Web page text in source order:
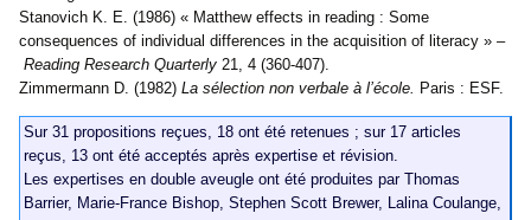
Stanovich K. E. (1986) « Matthew effects in reading : Some
consequences of individual differences in the acquisition of literacy » –
Reading Research Quarterly 21, 4 (360-407).
Zimmermann D. (1982) La sélection non verbale à l’école. Paris : ESF.
Sur 31 propositions reçues, 18 ont été retenues ; sur 17 articles
reçus, 13 ont été acceptés après expertise et révision.
Les expertises en double aveugle ont été produites par Thomas
Barrier, Marie-France Bishop, Stephen Scott Brewer, Lalina Coulange,